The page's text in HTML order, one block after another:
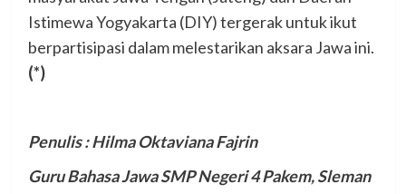
Istimewa Yogyakarta (DIY) tergerak untuk ikut
berpartisipasi dalam melestarikan aksara Jawa ini.
(*)
Penulis : Hilma Oktaviana Fajrin
Guru Bahasa Jawa SMP Negeri 4 Pakem, Sleman